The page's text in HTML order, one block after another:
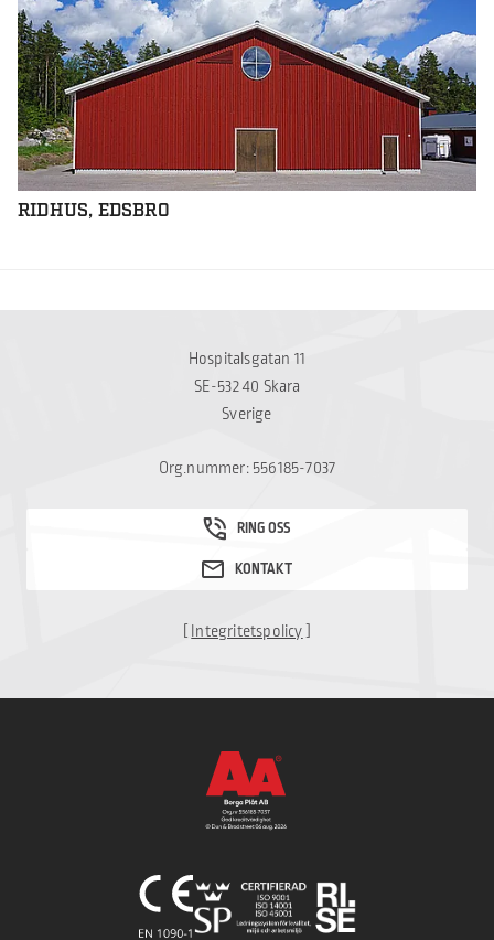
RIDHUS, EDSBRO
Hospitalsgatan 11
SE-532 40 Skara
Sverige
Org.nummer: 556185-7037
[Integritetspolicy]